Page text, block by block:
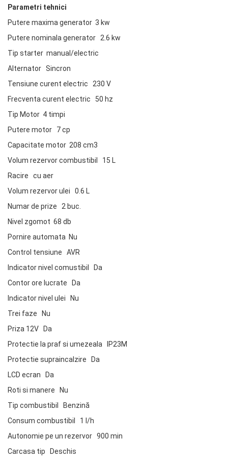
Parametri tehnici
Putere maxima generator 3 kw
Putere nominala generator 2.6 kw
Tip starter manual/electric
Alternator Sincron
Tensiune curent electric 230 V
Frecventa curent electric 50 hz
Tip Motor 4 timpi
Putere motor 7 cp
Capacitate motor 208 cm3
Volum rezervor combustibil 15 L
Racire cu aer
Volum rezervor ulei 0.6 L
Numar de prize 2 buc.
Nivel zgomot 68 db
Pornire automata Nu
Control tensiune AVR
Indicator nivel comustibil Da
Contor ore lucrate Da
Indicator nivel ulei Nu
Trei faze Nu
Priza 12V Da
Protectie la praf si umezeala IP23M
Protectie supraincalzire Da
LCD ecran Da
Roti si manere Nu
Tip combustibil Benzină
Consum combustibil 1 l/h
Autonomie pe un rezervor 900 min
Carcasa tip Deschis